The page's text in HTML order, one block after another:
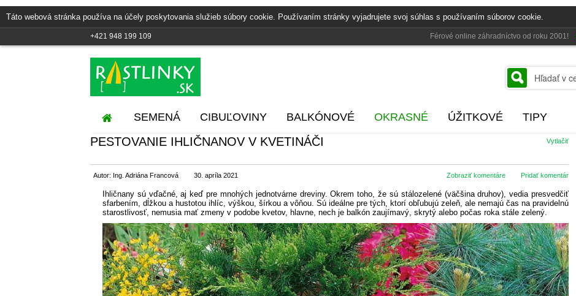
Táto webová stránka používa na účely poskytovania služieb súbory cookie. Používaním stránky vyjadrujete svoj súhlas s používaním súborov cookie.
+421 948 199 109 Férové online záhradníctvo od roku 2001!
SEMENÁ CIBUĽOVINY BALKÓNOVÉ OKRASNÉ ÚŽITKOVÉ TIPY
PESTOVANIE IHLIČNANOV V KVETINÁČI Vytlačiť
Autor: Ing. Adriána Francová 30. apríla 2021 Pridať komentár
Zobraziť komentáre
Ihličnany sú vďačné, aj keď pre mnohých jednotvárne dreviny. Okrem toho, že sú stálozelené (väčšina druhov), vedia presvedčiť
sfarbením, dĺžkou a hustotou ihlíc, výškou, šírkou a vôňou. Sú ideálne pre tých, ktorí obľubujú zeleň, ale nemajú čas na pravidelnú
starostlivosť, nemusia mať zmeny v podobe kvetov, hlavne, nech je balkón zaujímavý, skrytý alebo počas roka stále zelený.